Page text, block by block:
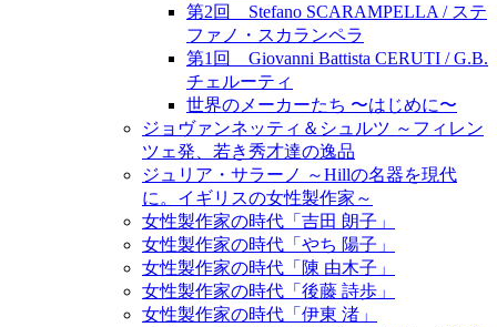
第2回 Stefano SCARAMPELLA / ステ
ファノ・スカランペラ
第1回 Giovanni Battista CERUTI / G.B.
チェルーティ
世界のメーカーたち 〜はじめに〜
ジョヴァンネッティ＆シュルツ ～フィレン
ツェ発、若き秀才達の逸品
ジュリア・サラーノ ～Hillの名器を現代
に。イギリスの女性製作家～
女性製作家の時代「吉田 朗子」
女性製作家の時代「やち 陽子」
女性製作家の時代「陳 由木子」
女性製作家の時代「後藤 詩歩」
女性製作家の時代「伊東 渚」